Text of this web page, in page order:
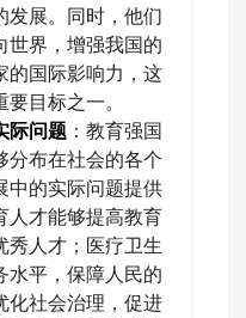
发展。同时，他们
世界，增强我国的
的国际影响力，这
目标之一。
际问题 ：教育强国
分布在社会的各个
中的实际问题提供
人才能够提高教育
秀人才；医疗卫生
水平，保障人民的
化社会治理，促进